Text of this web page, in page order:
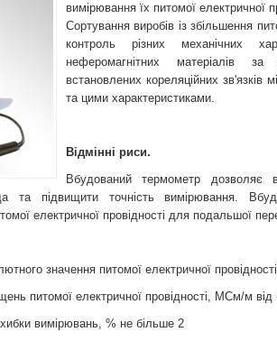
вимірювання їх питомої електричної
Сортування виробів із збільшення
контроль різних механічних
неферомагнітних матеріалів за
встановлених кореляційних зв'язків
та цими характеристиками.
Відмінні риси.
Вбудований термометр дозволяє
та підвищити точність вимірювання.
електричної провідності для подальшої
значення питомої електричної
питомої електричної провідності, МСм/м
вимірювань, % не більше 2